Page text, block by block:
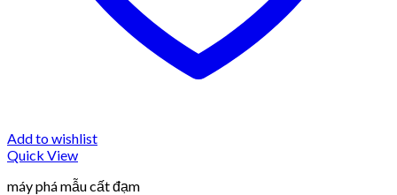
Add to wishlist
Quick View
máy phá mẫu cất đạm